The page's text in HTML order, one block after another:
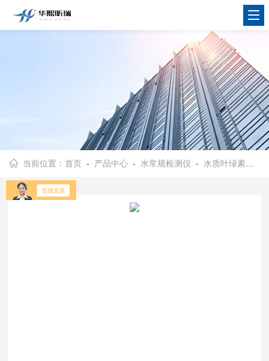
当前位置：首页 - 产品中心 - 水常规检测仪 - 水质叶绿素蓝绿藻